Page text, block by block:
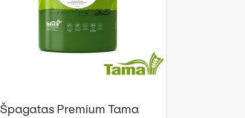
Špagatas Premium Tama